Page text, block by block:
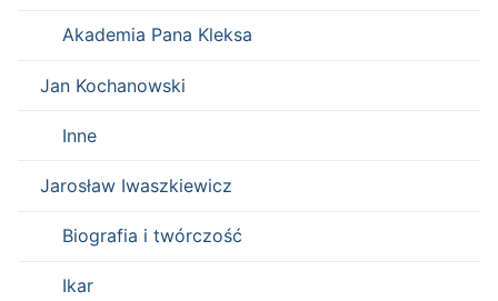
Akademia Pana Kleksa
Jan Kochanowski
Inne
Jarosław Iwaszkiewicz
Biografia i twórczość
Ikar